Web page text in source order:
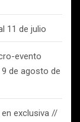
11 de julio
evento
de agosto de
exclusiva //